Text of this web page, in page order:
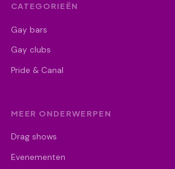
CATEGORIEËN
Gay bars
Gay clubs
Pride & Canal
MEER ONDERWERPEN
Drag shows
Evenementen